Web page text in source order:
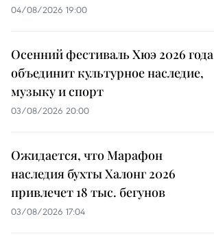
04/08/2026 19:00
Осенний фестиваль Хюэ 2026 года
объединит культурное наследие,
музыку и спорт
03/08/2026 20:00
Ожидается, что Марафон
наследия бухты Халонг 2026
привлечет 18 тыс. бегунов
03/08/2026 17:04